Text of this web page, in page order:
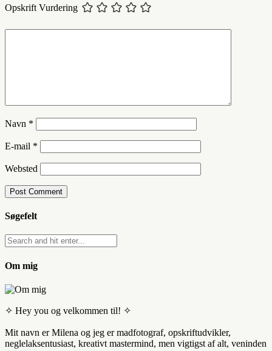
Opskrift Vurdering
Navn *
E-mail *
Websted
Søgefelt
Om mig
✧ Hey you og velkommen til! ✧
Mit navn er Milena og jeg er madfotograf, opskriftudvikler,
neglelaksentusiast, kreativt mastermind, men vigtigst af alt, veninden